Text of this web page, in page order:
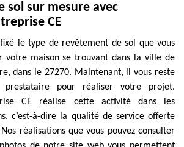
sol sur mesure avec
CE
le type de revêtement de sol que vous
votre maison se trouvant dans la ville de
dans le 27270. Maintenant, il vous reste
pour réaliser votre projet.
CE réalise cette activité dans les
c’est-à-dire la qualité de service offerte
réalisations que vous pouvez consulter